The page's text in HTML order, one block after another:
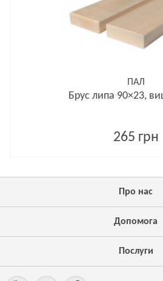
ПАЛ
Брус липа 90×23,
265 грн
Про нас
Допомога
Послуги